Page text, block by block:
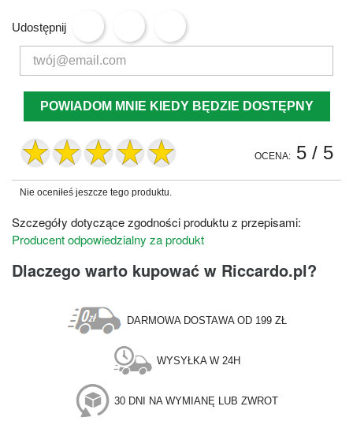
Udostępnij
POWIADOM MNIE KIEDY BĘDZIE DOSTĘPNY
OCENA: 5 / 5
Nie oceniłeś jeszcze tego produktu.
Szczegóły dotyczące zgodności produktu z przepisami:
Producent odpowiedzialny za produkt
Dlaczego warto kupować w Riccardo.pl?
DARMOWA DOSTAWA OD 199 ZŁ
WYSYŁKA W 24H
30 DNI NA WYMIANĘ LUB ZWROT